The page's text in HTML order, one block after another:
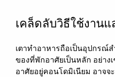
เคล็ดลับวิธีใช้งาน
เตาทำอาหารถือเป็นอุปกรณ์
ของที่พักอาศัยเป็นหลัก อย่าง
อาศัยอยู่คอนโดมิเนียม อาจจ